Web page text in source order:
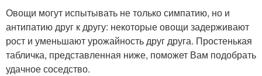
Овощи могут испытывать не только симпатию, но и
антипатию друг к другу: некоторые овощи задерживают
рост и уменьшают урожайность друг друга. Простенькая
табличка, представленная ниже, поможет Вам подобрать
удачное соседство.